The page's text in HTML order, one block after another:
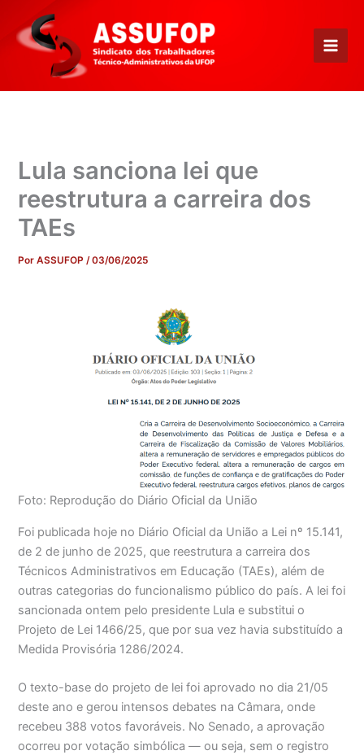
para
conteúdo
Lula sanciona lei que
reestrutura a carreira dos
TAEs
PorASSUFOP/03/06/2025
Foto: Reprodução do Diário Oficial da União
Foi publicada hoje no Diário Oficial da União a Lei nº 15.141,
de 2 de junho de 2025, que reestrutura a carreira dos
Técnicos Administrativos em Educação (TAEs), além de
outras categorias do funcionalismo público do país. A lei foi
sancionada ontem pelo presidente Lula e substitui o
Projeto de Lei 1466/25, que por sua vez havia substituído a
Medida Provisória 1286/2024.
O texto-base do projeto de lei foi aprovado no dia 21/05
deste ano e gerou intensos debates na Câmara, onde
recebeu 388 votos favoráveis. No Senado, a aprovação
ocorreu por votação simbólica — ou seja, sem o registro